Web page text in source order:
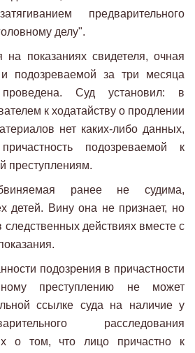
предварительного
делу".
на показаниях свидетеля, очная
подозреваемой за три месяца
Суд установил: в
к ходатайству о продлении
нет каких-либо данных,
подозреваемой к
преступлениям.
ранее не судима,
детей. Вину она не признает, но
следственных действиях вместе с
подозрения в причастности
преступлению не может
ссылке суда на наличие у
расследования
о том, что лицо причастно к